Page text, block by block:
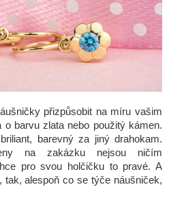
přizpůsobit na míru vašim
barvu zlata nebo použitý kámen.
barevný za jiný drahokam.
na zakázku nejsou ničím
pro svou holčičku to pravé. A
tak, alespoň co se týče náušniček,